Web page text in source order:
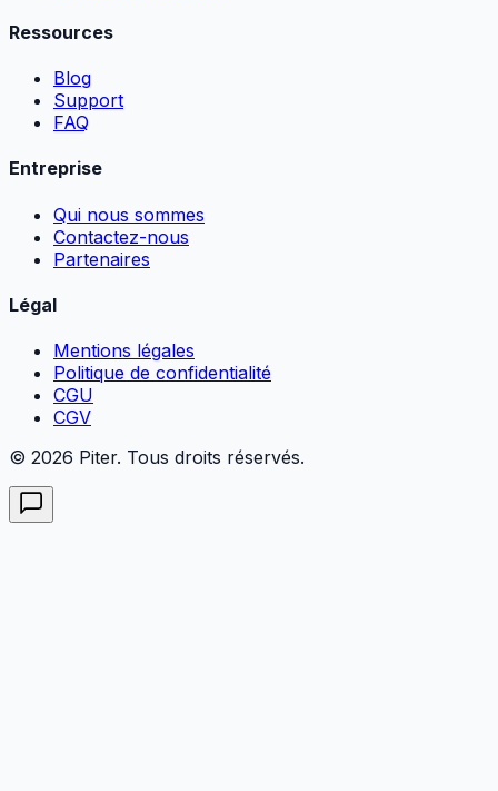
Ressources
Blog
Support
FAQ
Entreprise
Qui nous sommes
Contactez-nous
Partenaires
Légal
Mentions légales
Politique de confidentialité
CGU
CGV
© 2026 Piter. Tous droits réservés.